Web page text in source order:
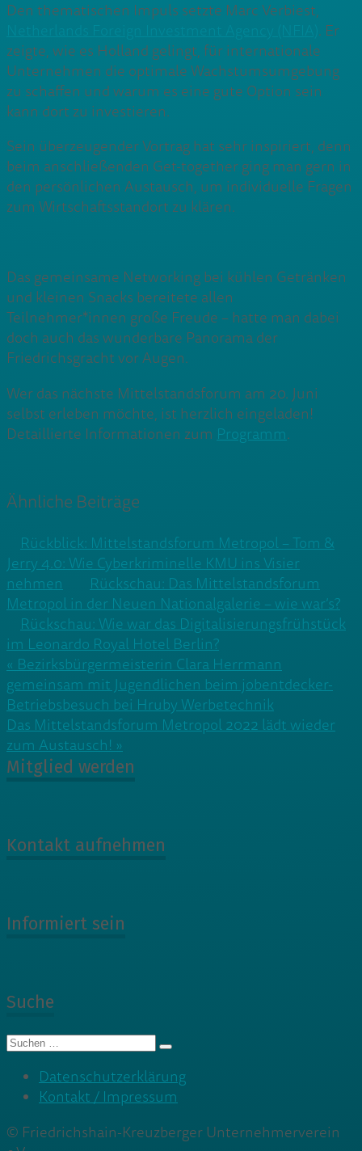
Den thematischen Impuls setzte Marc Verbiest,
. Er
zeigte, wie es Holland gelingt, für internationale
Unternehmen die optimale Wachstumsumgebung
zu schaffen und warum es eine gute Option sein
kann dort zu investieren.
Sein überzeugender Vortrag hat sehr inspiriert, denn
beim anschließenden Get-together ging man gern in
den persönlichen Austausch, um individuelle Fragen
zum Wirtschaftsstandort zu klären.
Das gemeinsame Networking bei kühlen Getränken
und kleinen Snacks bereitete allen
Teilnehmer*innen große Freude – hatte man dabei
doch auch das wunderbare Panorama der
Friedrichsgracht vor Augen.
Wer das nächste Mittelstandsforum am 20. Juni
selbst erleben möchte, ist herzlich eingeladen!
Detaillierte Informationen zum Programm.
Ähnliche Beiträge
Rückblick: Mittelstandsforum Metropol – Tom &
Jerry 4.0: Wie Cyberkriminelle KMU ins Visier
nehmen
Rückschau: Das Mittelstandsforum
Metropol in der Neuen Nationalgalerie – wie war’s?
Rückschau: Wie war das Digitalisierungsfrühstück
im Leonardo Royal Hotel Berlin?
Beitragsnavigation
« Bezirksbürgermeisterin Clara Herrmann
gemeinsam mit Jugendlichen beim jobentdecker-
Betriebsbesuch bei Hruby Werbetechnik
Das Mittelstandsforum Metropol 2022 lädt wieder
zum Austausch! »
Mitglied werden
Kontakt aufnehmen
Informiert sein
Suche
Suche
Datenschutzerklärung
Kontakt / Impressum
© Friedrichshain-Kreuzberger Unternehmerverein